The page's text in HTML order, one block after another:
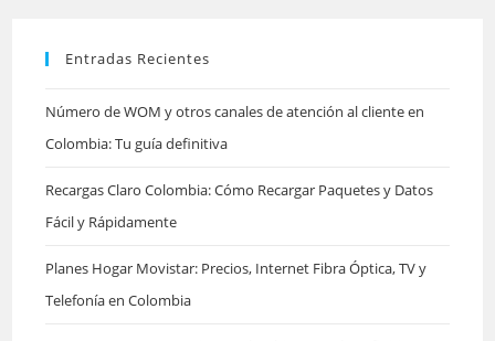
Entradas Recientes
Número de WOM y otros canales de atención al cliente en
Colombia: Tu guía definitiva
Recargas Claro Colombia: Cómo Recargar Paquetes y Datos
Fácil y Rápidamente
Planes Hogar Movistar: Precios, Internet Fibra Óptica, TV y
Telefonía en Colombia